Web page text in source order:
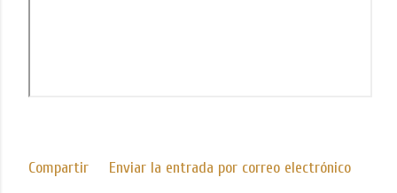
Compartir
Enviar la entrada por correo electrónico